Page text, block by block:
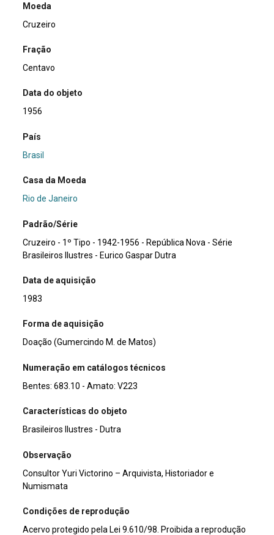
Moeda
Cruzeiro
Fração
Centavo
Data do objeto
1956
País
Brasil
Casa da Moeda
Rio de Janeiro
Padrão/Série
Cruzeiro - 1º Tipo - 1942-1956 - República Nova - Série
Brasileiros Ilustres - Eurico Gaspar Dutra
Data de aquisição
1983
Forma de aquisição
Doação (Gumercindo M. de Matos)
Numeração em catálogos técnicos
Bentes: 683.10 - Amato: V223
Características do objeto
Brasileiros Ilustres - Dutra
Observação
Consultor Yuri Victorino – Arquivista, Historiador e
Numismata
Condições de reprodução
Acervo protegido pela Lei 9.610/98. Proibida a reprodução